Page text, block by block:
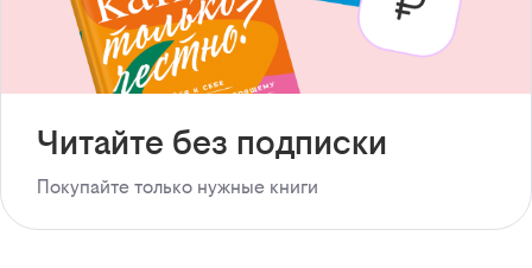
Читайте без подписки
Покупайте только нужные книги